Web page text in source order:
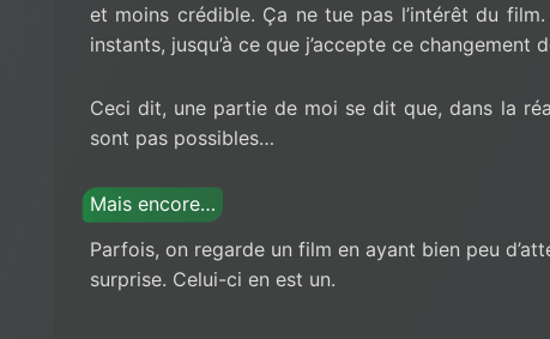
et moins crédible. Ça ne tue pas l’intérêt du
instants, jusqu’à ce que j’accepte ce changement
Ceci dit, une partie de moi se dit que, dans la
sont pas possibles…
Mais encore…
Parfois, on regarde un film en ayant bien peu
surprise. Celui-ci en est un.